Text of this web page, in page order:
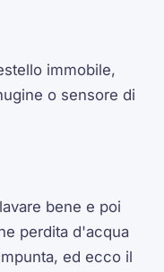
immobile,
o sensore di
bene e poi
perdita d'acqua
ed ecco il